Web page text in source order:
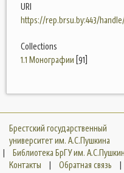
URI
https://rep.brsu.by:443/
Collections
1.1 Монографии [91]
Брестский государственный
университет им. А.С.Пушкина
|
Библиотека БрГУ им.
Контакты
| Обратная связь
|